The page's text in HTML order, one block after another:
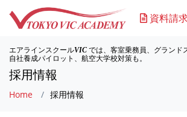
資料請
エアラインスクールVIC では、客室乗務員、グランド
自社養成パイロット、航空大学校対策も。
採用情報
Home 採用情報